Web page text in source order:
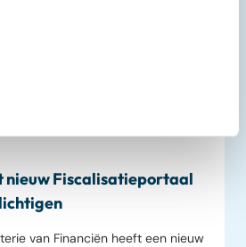
nieuw Fiscalisatieportaal
van Financiën heeft een nieuw